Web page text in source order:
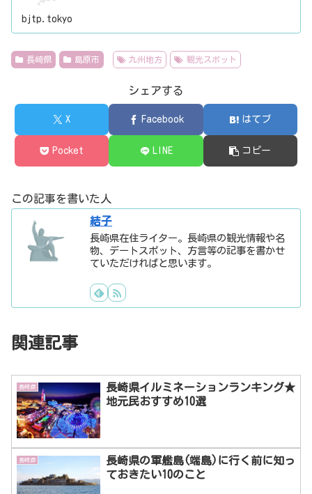
bjtp.tokyo
長崎県 島原市 九州地方 観光スポット
シェアする
X Facebook はてブ
Pocket LINE コピー
この記事を書いた人
結子
長崎県在住ライター。長崎県の観光情報や名
物、デートスポット、方言等の記事を書かせ
ていただければと思います。
関連記事
長崎県
長崎県イルミネーションランキング★
地元民おすすめ10選
長崎県
長崎県の軍艦島(端島)に行く前に知っ
ておきたい10のこと